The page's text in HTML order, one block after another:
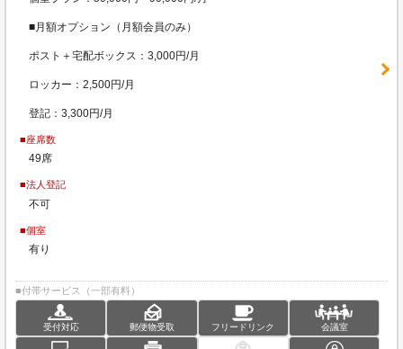
■月額オプション（月額会員のみ）
ポスト＋宅配ボックス：3,000円/月
ロッカー：2,500円/月
登記：3,300円/月
■座席数
49席
■法人登記
不可
■個室
有り
■付帯サービス（一部有料）
受付対応 郵便物受取 フリードリンク 会議室